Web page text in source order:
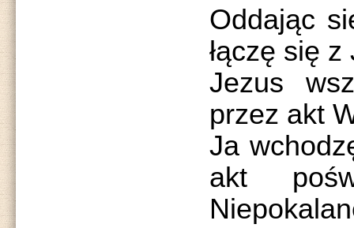
Oddając
łączę się
Jezus
przez akt
Ja
akt